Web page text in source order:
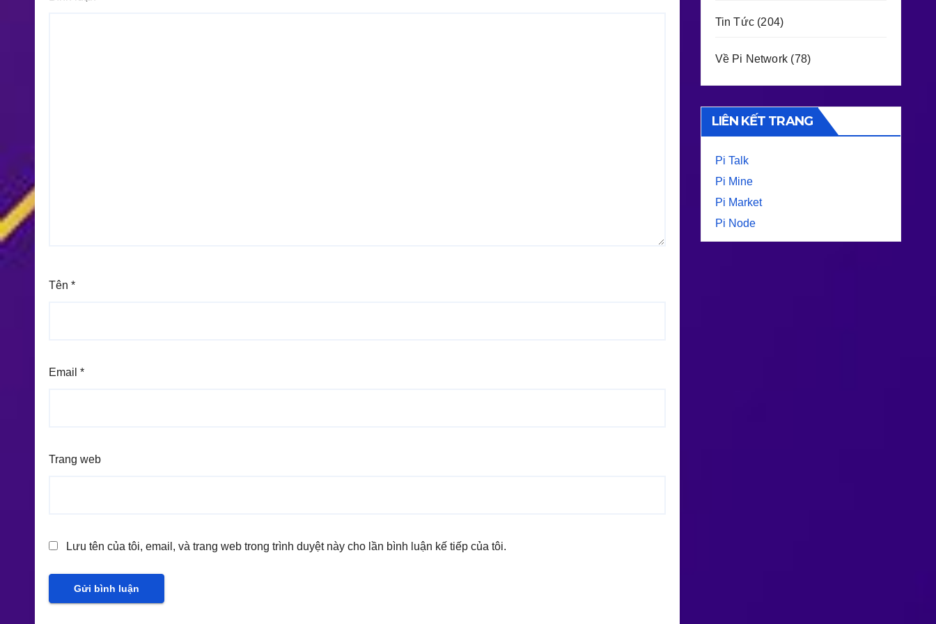
Tên *
Email *
Trang web
Lưu tên của tôi, email, và trang web trong trình duyệt này cho lần bình luận kế tiếp của tôi.
Tin Tức(204)
Về Pi Network (78)
LIÊN KẾT TRANG
Pi Talk
Pi Mine
Pi Market
Pi Node